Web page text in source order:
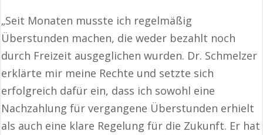
„Seit Monaten musste ich regelmäßig
Überstunden machen, die weder bezahlt noch
durch Freizeit ausgeglichen wurden. Dr. Schmelzer
erklärte mir meine Rechte und setzte sich
erfolgreich dafür ein, dass ich sowohl eine
Nachzahlung für vergangene Überstunden erhielt
als auch eine klare Regelung für die Zukunft. Er hat